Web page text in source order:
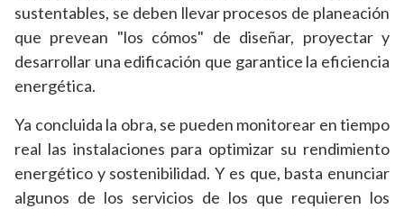
sustentables, se deben llevar procesos de planeación
que prevean "los cómos" de diseñar, proyectar y
desarrollar una edificación que garantice la eficiencia
energética.
Ya concluida la obra, se pueden monitorear en tiempo
real las instalaciones para optimizar su rendimiento
energético y sostenibilidad. Y es que, basta enunciar
algunos de los servicios de los que requieren los